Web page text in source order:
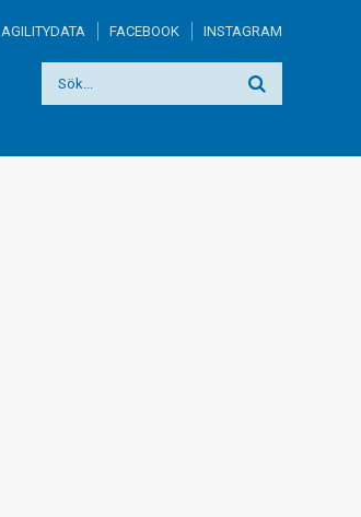
AGILITYDATA FACEBOOK INSTAGRAM